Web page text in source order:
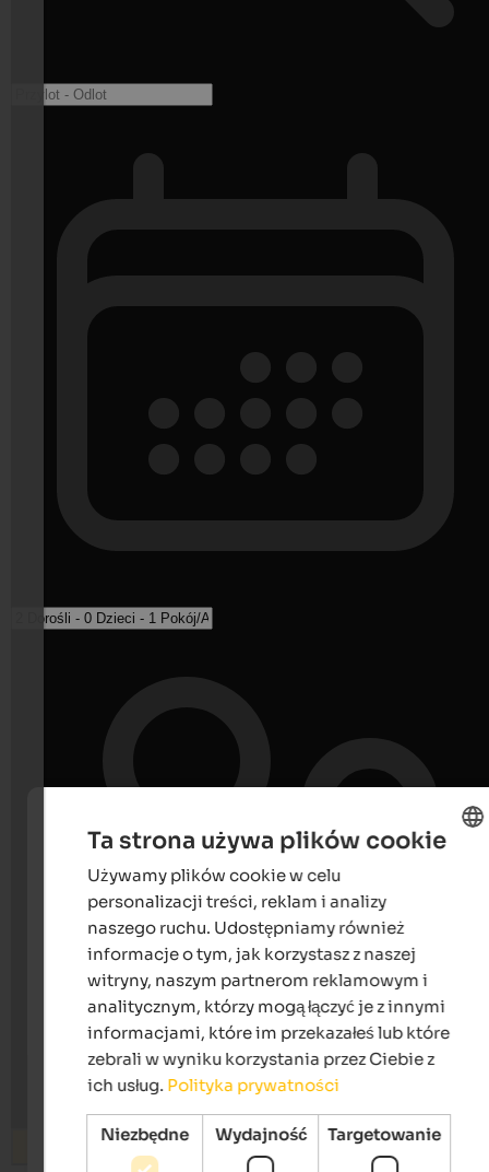
Wyszukiwanie
Ta strona używa plików cookie
Używamy plików cookie w celu
personalizacji treści, reklam i analizy
naszego ruchu. Udostępniamy również
informacje o tym, jak korzystasz z naszej
witryny, naszym partnerom reklamowym i
analitycznym, którzy mogą łączyć je z innymi
informacjami, które im przekazałeś lub które
zebrali w wyniku korzystania przez Ciebie z
ich usług. Polityka prywatności
Niezbędne Wydajność Targetowanie